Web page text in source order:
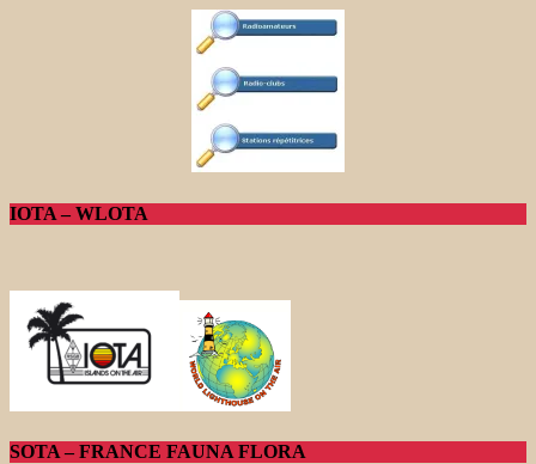
IOTA – WLOTA
SOTA – FRANCE FAUNA FLORA